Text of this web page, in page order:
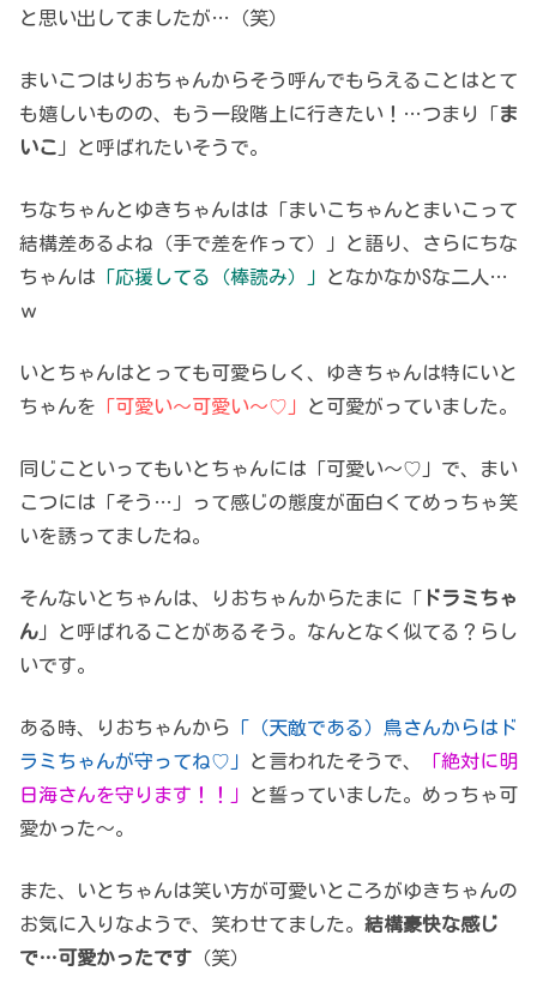
と思い出してましたが…（笑）
まいこつはりおちゃんからそう呼んでもらえることはとて
も嬉しいものの、もう一段階上に行きたい！…つまり「 ま
いこ 」と呼ばれたいそうで。
ちなちゃんとゆきちゃんはは「まいこちゃんとまいこって
結構差あるよね（手で差を作って）」と語り、さらにちな
ちゃんは 「応援してる（棒読み）」
となかなかSな二人…
ｗ
いとちゃんはとっても可愛らしく、ゆきちゃんは特にいと
ちゃんを 「可愛い～可愛い～♡」 と可愛がっていました。
同じこといってもいとちゃんには「可愛い～♡」で、まい
こつには「そう…」って感じの態度が面白くてめっちゃ笑
いを誘ってましたね。
そんないとちゃんは、りおちゃんからたまに「
ドラミちゃ
ん 」と呼ばれることがあるそう。なんとなく似てる？らし
いです。
ある時、りおちゃんから 「（天敵である）鳥さんからはド
ラミちゃんが守ってね♡」
と言われたそうで、
「絶対に明
日海さんを守ります！！」
と誓っていました。めっちゃ可
愛かった～。
また、いとちゃんは笑い方が可愛いところがゆきちゃんの
お気に入りなようで、笑わせてました。 結構豪快な感じ
で…可愛かったです （笑）